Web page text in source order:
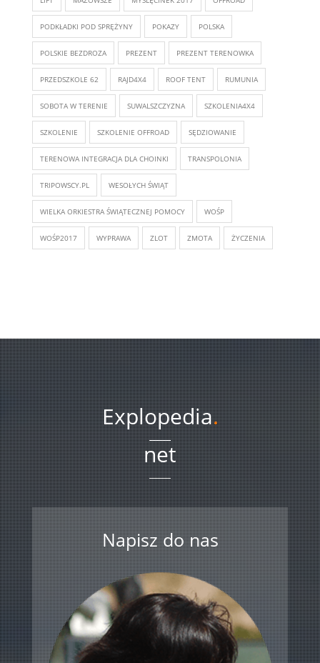
PODKŁADKI POD SPRĘŻYNY POKAZY POLSKA
POLSKIE BEZDROZA PREZENT PREZENT TERENOWKA
PRZEDSZKOLE 62 RAJD4X4 ROOF TENT RUMUNIA
SOBOTA W TERENIE SUWALSZCZYZNA SZKOLENIA4X4
SZKOLENIE SZKOLENIE OFFROAD SĘDZIOWANIE
TERENOWA INTEGRACJA DLA CHOINKI TRANSPOLONIA
TRIPOWSCY.PL WESOŁYCH ŚWIĄT
WIELKA ORKIESTRA ŚWIĄTECZNEJ POMOCY WOŚP
WOŚP2017 WYPRAWA ZLOT ZMOTA ŻYCZENIA
Explopedia.
net
Napisz do nas